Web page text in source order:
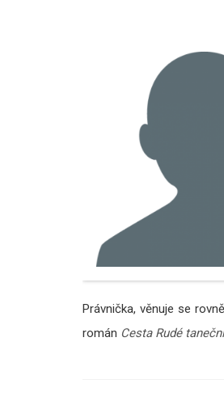
Právnička, věnuje se
román Cesta Rudé